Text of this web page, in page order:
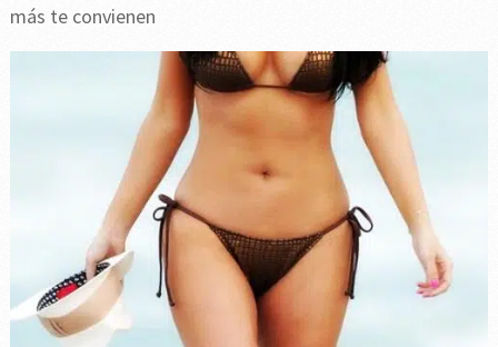
más te convienen